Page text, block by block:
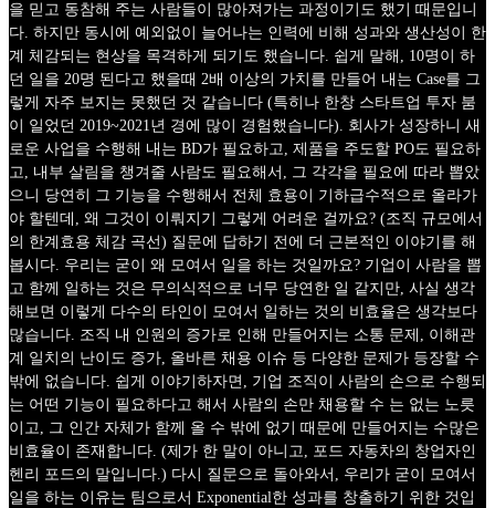
을 믿고 동참해 주는 사람들이 많아져가는 과정이기도 했기 때문입니
다. 하지만 동시에 예외없이 늘어나는 인력에 비해 성과와 생산성이 한
계 체감되는 현상을 목격하게 되기도 했습니다. 쉽게 말해, 10명이 하
던 일을 20명 된다고 했을때 2배 이상의 가치를 만들어 내는 Case를 그
렇게 자주 보지는 못했던 것 같습니다 (특히나 한창 스타트업 투자 붐
이 일었던 2019~2021년 경에 많이 경험했습니다). 회사가 성장하니 새
로운 사업을 수행해 내는 BD가 필요하고, 제품을 주도할 PO도 필요하
고, 내부 살림을 챙겨줄 사람도 필요해서, 그 각각을 필요에 따라 뽑았
으니 당연히 그 기능을 수행해서 전체 효용이 기하급수적으로 올라가
야 할텐데, 왜 그것이 이뤄지기 그렇게 어려운 걸까요? (조직 규모에서
의 한계효용 체감 곡선) 질문에 답하기 전에 더 근본적인 이야기를 해
봅시다. 우리는 굳이 왜 모여서 일을 하는 것일까요? 기업이 사람을 뽑
고 함께 일하는 것은 무의식적으로 너무 당연한 일 같지만, 사실 생각
해보면 이렇게 다수의 타인이 모여서 일하는 것의 비효율은 생각보다
많습니다. 조직 내 인원의 증가로 인해 만들어지는 소통 문제, 이해관
계 일치의 난이도 증가, 올바른 채용 이슈 등 다양한 문제가 등장할 수
밖에 없습니다. 쉽게 이야기하자면, 기업 조직이 사람의 손으로 수행되
는 어떤 기능이 필요하다고 해서 사람의 손만 채용할 수 는 없는 노릇
이고, 그 인간 자체가 함께 올 수 밖에 없기 때문에 만들어지는 수많은
비효율이 존재합니다. (제가 한 말이 아니고, 포드 자동차의 창업자인
헨리 포드의 말입니다.) 다시 질문으로 돌아와서, 우리가 굳이 모여서
일을 하는 이유는 팀으로서 Exponential한 성과를 창출하기 위한 것입